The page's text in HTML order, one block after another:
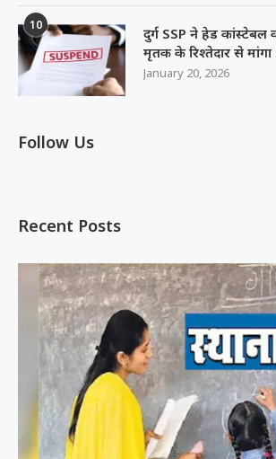
10
दुर्ग SSP ने हेड कांस्टेबल
मृतक के रिश्तेदार से
January 20, 2026
Follow Us
Recent Posts